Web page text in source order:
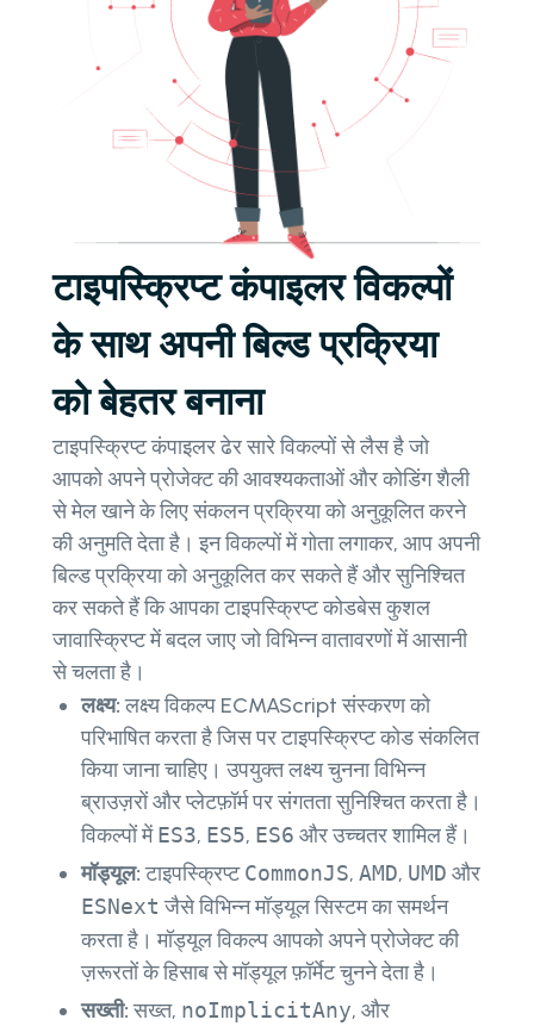
टाइपस्क्रिप्ट कंपाइलर विकल्पों
के साथ अपनी बिल्ड प्रक्रिया
को बेहतर बनाना
टाइपस्क्रिप्ट कंपाइलर ढेर सारे विकल्पों से लैस है जो
आपको अपने प्रोजेक्ट की आवश्यकताओं और कोडिंग शैली
से मेल खाने के लिए संकलन प्रक्रिया को अनुकूलित करने
की अनुमति देता है। इन विकल्पों में गोता लगाकर, आप अपनी
बिल्ड प्रक्रिया को अनुकूलित कर सकते हैं और सुनिश्चित
कर सकते हैं कि आपका टाइपस्क्रिप्ट कोडबेस कुशल
जावास्क्रिप्ट में बदल जाए जो विभिन्न वातावरणों में आसानी
से चलता है।
लक्ष्य:लक्ष्यविकल्प ECMAScript संस्करण को
परिभाषित करता है जिस पर टाइपस्क्रिप्ट कोड संकलित
किया जाना चाहिए। उपयुक्त लक्ष्य चुनना विभिन्न
ब्राउज़रों और प्लेटफ़ॉर्म पर संगतता सुनिश्चित करता है।
विकल्पों मेंES3, ES5, ES6 और उच्चतर शामिल हैं।
मॉड्यूल:टाइपस्क्रिप्टCommonJS, AMD, UMD और
ESNext जैसे विभिन्न मॉड्यूल सिस्टम का समर्थन
करता है।मॉड्यूलविकल्प आपको अपने प्रोजेक्ट की
ज़रूरतों के हिसाब से मॉड्यूल फ़ॉर्मेट चुनने देता है।
सख्ती: सख्त, noImplicitAny, और